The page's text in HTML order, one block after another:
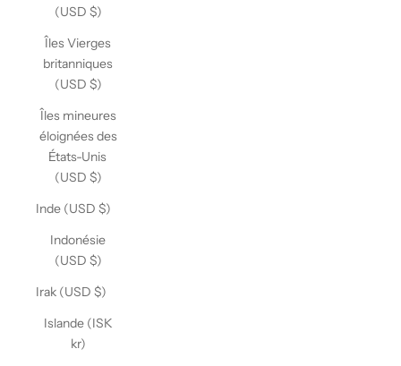
(USD $)
Îles Vierges
britanniques
(USD $)
Îles mineures
éloignées des
États-Unis
(USD $)
Inde (USD $)
Indonésie
(USD $)
Irak (USD $)
Islande (ISK
kr)